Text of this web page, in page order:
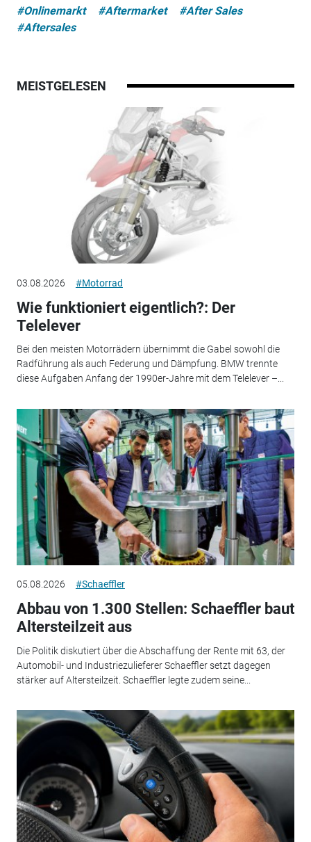
#Onlinemarkt
#Aftermarket
#After Sales
#Aftersales
MEISTGELESEN
03.08.2026 #Motorrad
Wie funktioniert eigentlich?: Der
Telelever
Bei den meisten Motorrädern übernimmt die Gabel sowohl die
Radführung als auch Federung und Dämpfung. BMW trennte
diese Aufgaben Anfang der 1990er-Jahre mit dem Telelever –...
05.08.2026 #Schaeffler
Abbau von 1.300 Stellen: Schaeffler baut
Altersteilzeit aus
Die Politik diskutiert über die Abschaffung der Rente mit 63, der
Automobil- und Industriezulieferer Schaeffler setzt dagegen
stärker auf Altersteilzeit. Schaeffler legte zudem seine...